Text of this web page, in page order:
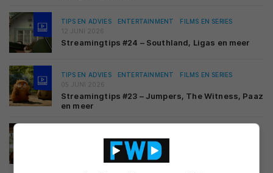
TIPS EN ADVIES ENTERTAINMENT
FILMS EN SERIES
12 JUNI 2026
Streamingtips #24 – Southland, Ligas en meer
TIPS EN ADVIES ENTERTAINMENT
FILMS EN SERIES
05 JUNI 2026
Streamingtips #23 – Jumpers, The Witness, Paaz
en meer
Streamingtips #22 – Bugonia, Spider-Noir en